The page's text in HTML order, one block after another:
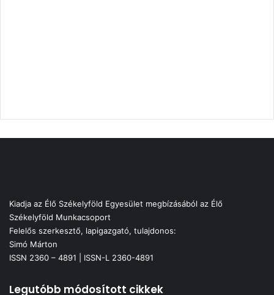
Kiadja az Élő Székelyföld Egyesület megbízásából az Élő
Székelyföld Munkacsoport
Felelős szerkesztő, lapigazgató, tulajdonos:
Simó Márton
ISSN 2360 – 4891 | ISSN-L 2360-4891
Legutóbb módosított cikkek